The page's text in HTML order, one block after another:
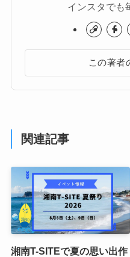
インスタでも
この著者
関連記事
湘南T-SITEで夏の思い出作